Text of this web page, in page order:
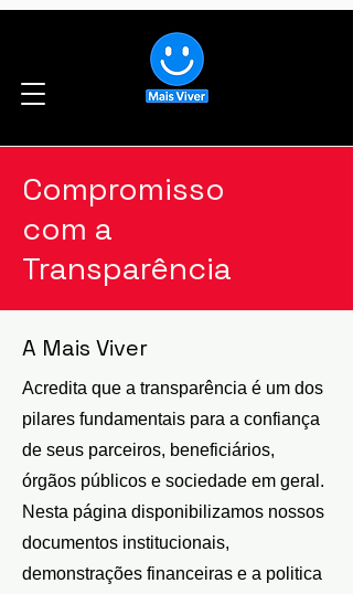
Compromisso
com a
Transparência
A Mais Viver
Acredita que a transparência é um dos
pilares fundamentais para a confiança
de seus parceiros, beneficiários,
órgãos públicos e sociedade em geral.
Nesta página disponibilizamos nossos
documentos institucionais,
demonstrações financeiras e a politica